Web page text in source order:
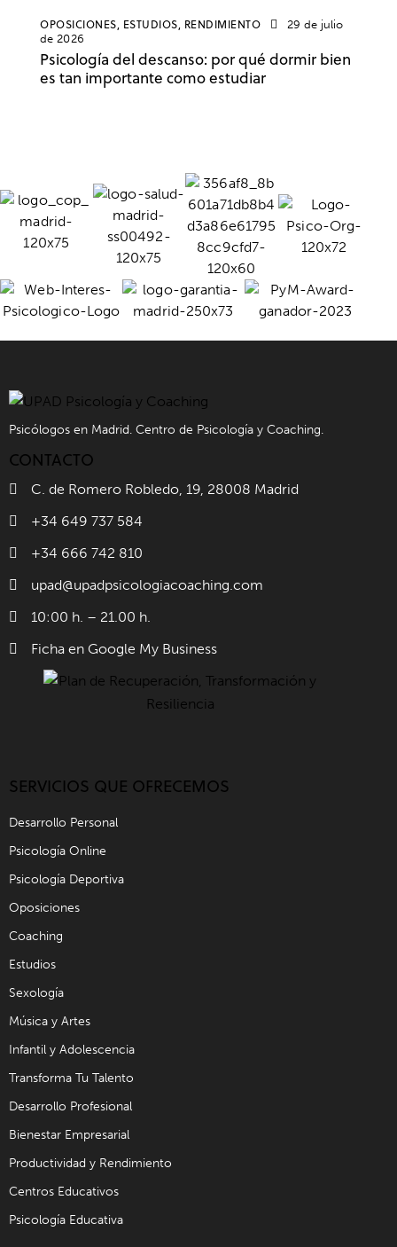
OPOSICIONES, ESTUDIOS, RENDIMIENTO
29 de julio
de 2026
Psicología del descanso: por qué dormir bien
es tan importante como estudiar
Psicólogos en Madrid. Centro de Psicología y Coaching.
CONTACTO
C. de Romero Robledo, 19, 28008 Madrid
+34 649 737 584
+34 666 742 810
upad@upadpsicologiacoaching.com
10:00 h. – 21.00 h.
Ficha en Google My Business
SERVICIOS QUE OFRECEMOS
Desarrollo Personal
Psicología Online
Psicología Deportiva
Oposiciones
Coaching
Estudios
Sexología
Música y Artes
Infantil y Adolescencia
Transforma Tu Talento
Desarrollo Profesional
Bienestar Empresarial
Productividad y Rendimiento
Centros Educativos
Psicología Educativa